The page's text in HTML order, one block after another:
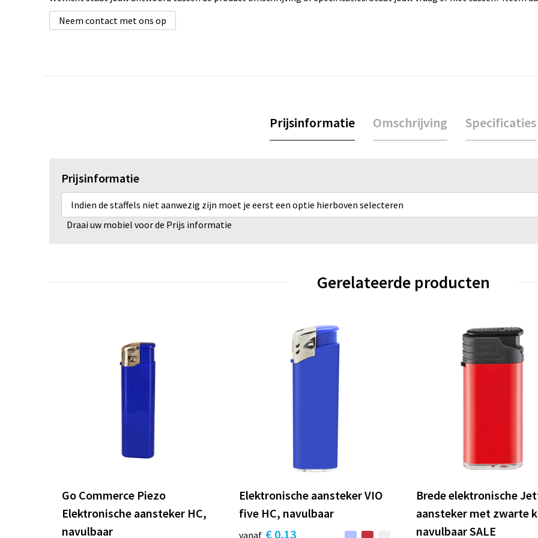
Neem contact met ons op
Prijsinformatie Omschrijving Specificaties
Prijsinformatie
Indien de staffels niet aanwezig zijn moet je eerst een optie hierboven selecteren
Draai uw mobiel voor de Prijs informatie
Gerelateerde producten
Go Commerce Piezo
Elektronische aansteker HC,
navulbaar
Elektronische aansteker VIO
five HC, navulbaar
vanaf € 0,13
Brede elektronische
aansteker met zwarte
navulbaar SALE